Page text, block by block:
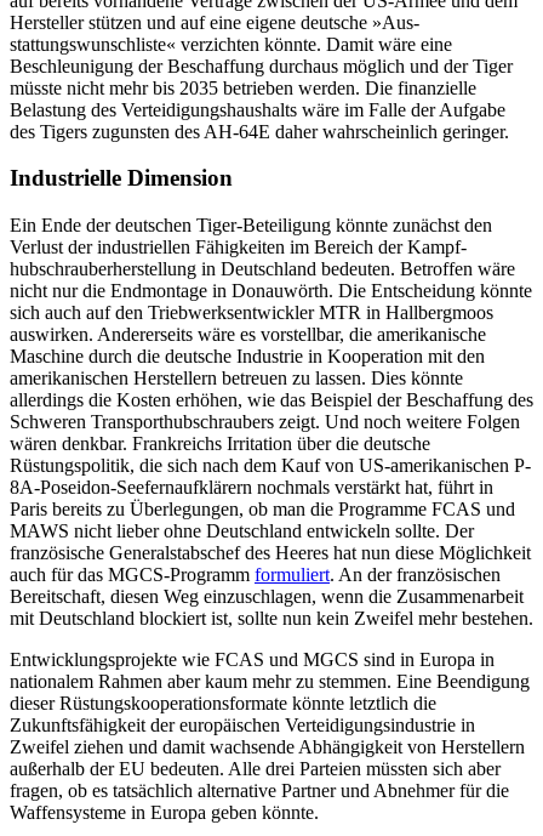
Hersteller stützen und auf eine eigene deutsche »Aus­
stattungswunschliste« verzichten könnte. Damit wäre eine
Beschleunigung der Be­schaffung durchaus möglich und der Tiger
müsste nicht mehr bis 2035 betrieben wer­den. Die finanzielle
Belastung des Verteidigungshaushalts wäre im Falle der Aufgabe
des Tigers zugunsten des AH-64E daher wahrscheinlich geringer.
Industrielle Dimension
Ein Ende der deutschen Tiger-Beteiligung könnte zunächst den
Verlust der indus­triellen Fähigkeiten im Bereich der Kampf­
hubschrauberherstellung in Deutschland bedeuten. Betroffen wäre
nicht nur die Endmontage in Donauwörth. Die Entscheidung könnte
sich auch auf den Triebwerksentwickler MTR in Hallbergmoos
auswirken. Andererseits wäre es vorstellbar, die ameri­kanische
Maschine durch die deutsche In­dustrie in Kooperation mit den
amerikanischen Her­stellern betreuen zu lassen. Dies könnte
allerdings die Kosten erhöhen, wie das Bei­spiel der Beschaffung des
Schweren Transporthubschraubers zeigt. Und noch weitere Folgen
wären denkbar. Frankreichs Irritation über die deutsche
Rüstungspolitik, die sich nach dem Kauf von US-amerika­nischen P-
8A-Poseidon-Seefernaufklärern nochmals verstärkt hat, führt in
Paris be­reits zu Über­legungen, ob man die Programme FCAS und
MAWS nicht lieber ohne Deutsch­land entwickeln sollte. Der
französische Generalstabschef des Heeres hat nun diese Möglichkeit
auch für das MGCS-Programm formuliert. An der französischen
Bereitschaft, diesen Weg einzuschlagen, wenn die Zusammenarbeit
mit Deutschland blockiert ist, sollte nun kein Zweifel mehr bestehen.
Entwicklungsprojekte wie FCAS und MGCS sind in Europa in
nationalem Rahmen aber kaum mehr zu stemmen. Eine Beendi­gung
dieser Rüstungskooperationsformate könnte letztlich die
Zukunftsfähigkeit der europäischen Verteidigungsindustrie in
Zweifel ziehen und damit wachsende Ab­hän­gigkeit von Herstellern
außerhalb der EU bedeuten. Alle drei Parteien müssten sich aber
fragen, ob es tatsächlich alter­native Partner und Abnehmer für die
Waffensysteme in Europa geben könnte.